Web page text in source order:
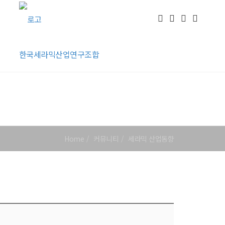
한국세라믹산업연구조합
Home 커뮤니티 세라믹 산업동향